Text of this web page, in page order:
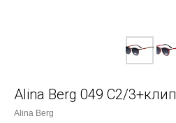
Alina Berg 049 C2/3+клип
Alina Berg